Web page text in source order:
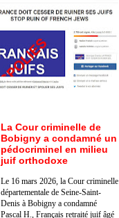
La Cour criminelle de
Bobigny a condamné un
pédocriminel en milieu
juif orthodoxe
Le 16 mars 2026, la Cour criminelle
départementale de Seine-Saint-
Denis à Bobigny a condamné
Pascal H., Français retraité juif âgé